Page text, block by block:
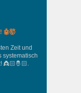
🤖🤯
Zeit und
systematisch
👸🏻🤴🏻.